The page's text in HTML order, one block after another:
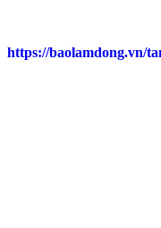
https://baolamdong.vn/